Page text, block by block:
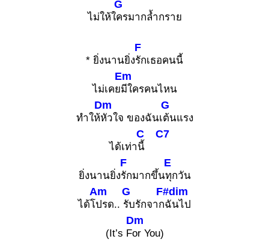
ไม่ให้ใ
G
ครมากล้ำกราย
* ยิ่งนานยิ่ง
F
รักเธอคนนี้
ไม่เคย
Em
มีใครคนไหน
ทำให้
Dm
หัวใจ ของฉันเ
G
ต้นแรง
ได้เท่า
C
นี้
C7
ยิ่งนานยิ่ง
F
รักมากขึ้น
E
ทุกวัน
ได้โ
Am
ปรด..
G
รับรักจาก
F#dim
ฉันไป
(It’s F
Dm
or You)